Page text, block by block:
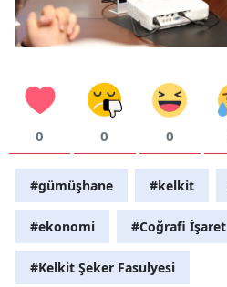
0 0 0
#gümüşhane #kelkit
#ekonomi #Coğrafi İşaret
#Kelkit Şeker Fasulyesi